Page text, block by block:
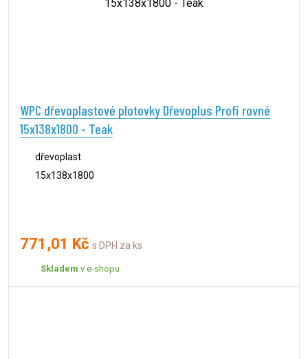
WPC dřevoplastové plotovky Dřevoplus Profi rovné
15x138x1800 - Teak
dřevoplast
15x138x1800
771,01 Kč s DPH za ks
Skladem v e-shopu